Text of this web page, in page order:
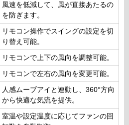
風速を低減して、風が直接あたるの
を防ぎます。
リモコン操作でスイングの設定を切
り替え可能。
リモコンで上下の風向を調整可能。
リモコンで左右の風向を変更可能。
人感ムーブアイと連動し、360°方向
から快適な気流を提供。
室温や設定温度に応じてファンの回